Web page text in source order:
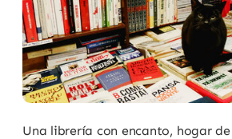
Una librería con encanto, hogar